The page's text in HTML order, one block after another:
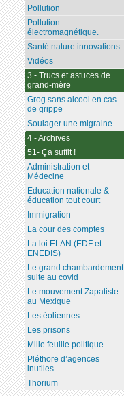
Pollution
Pollution
électromagnétique.
Santé nature innovations
Vidéos
3 - Trucs et astuces de
grand-mère
Grog sans alcool en cas
de grippe
Soulager une migraine
4 - Archives
51- Ça suffit !
Administration et
Médecine
Education nationale &
éducation tout court
Immigration
La cour des comptes
La loi ELAN (EDF et
ENEDIS)
Le grand chambardement
suite au covid
Le mouvement Zapatiste
au Mexique
Les éoliennes
Les prisons
Mille feuille politique
Pléthore d’agences
inutiles
Thorium